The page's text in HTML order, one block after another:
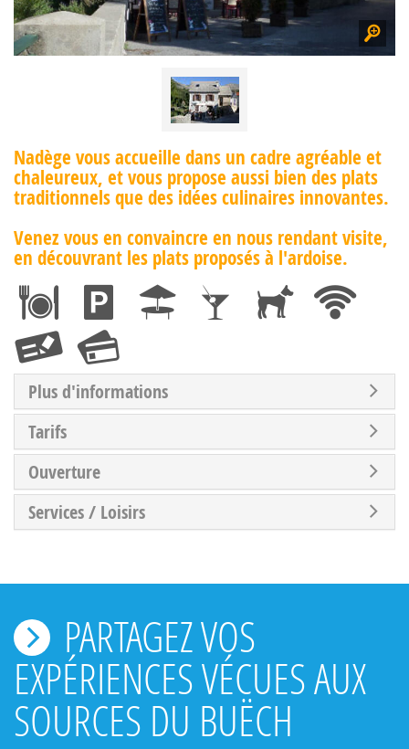
Nadège vous accueille dans un cadre agréable et
chaleureux, et vous propose aussi bien des plats
traditionnels que des idées culinaires innovantes.
Venez vous en convaincre en nous rendant visite,
en découvrant les plats proposés à l'ardoise.
Plus d'informations
Tarifs
Ouverture
Services / Loisirs
PARTAGEZ VOS
EXPÉRIENCES VÉCUES AUX
SOURCES DU BUËCH